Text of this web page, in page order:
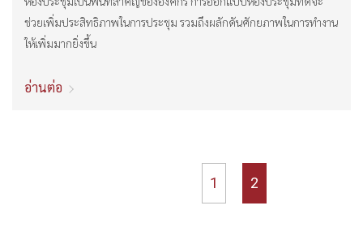
ช่วยเพิ่มประสิทธิภาพในการประชุม รวมถึงผลักดันศักยภาพในการทำงาน
ให้เพิ่มมากยิ่งขึ้น
อ่านต่อ
1 2